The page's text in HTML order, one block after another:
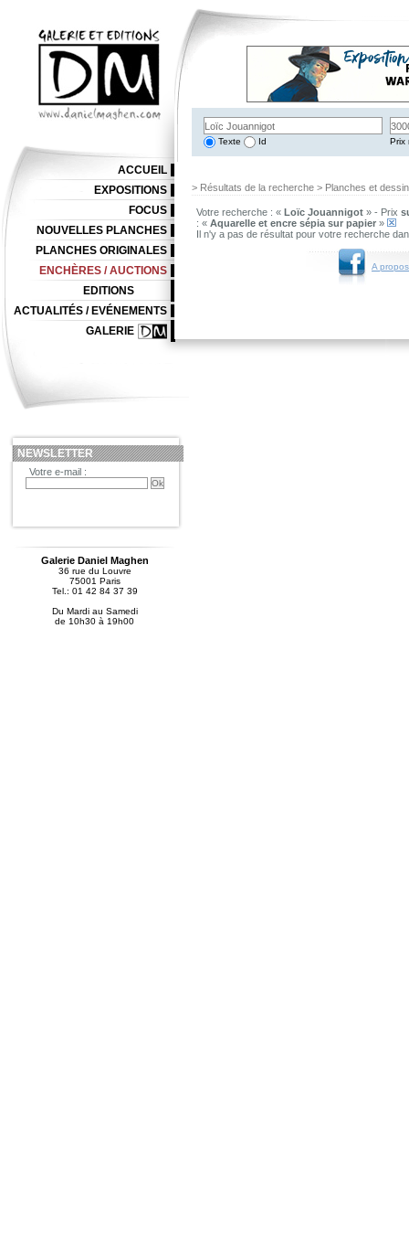
Texte Id Prix
> Résultats de la recherche > Planches et
Votre recherche : « Loïc Jouannigot » - Prix
: « Aquarelle et encre sépia sur papier »
Il n'y a pas de résultat pour votre recherche
A
ACCUEIL
EXPOSITIONS
FOCUS
NOUVELLES PLANCHES
PLANCHES ORIGINALES
ENCHÈRES / AUCTIONS
EDITIONS
ACTUALITÉS / EVÉNEMENTS
GALERIE
NEWSLETTER
Votre e-mail :
Galerie Daniel Maghen
36 rue du Louvre
75001 Paris
Tel.: 01 42 84 37 39
Du Mardi au Samedi
de 10h30 à 19h00